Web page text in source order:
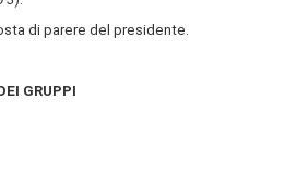
di parere del presidente.
GRUPPI